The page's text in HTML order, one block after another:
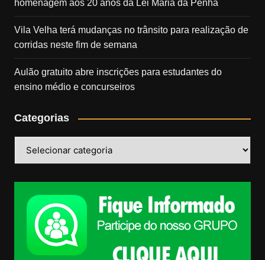
homenagem aos 20 anos da Lei Maria da Penha
Vila Velha terá mudanças no trânsito para realização de
corridas neste fim de semana
Aulão gratuito abre inscrições para estudantes do
ensino médio e concurseiros
Categorias